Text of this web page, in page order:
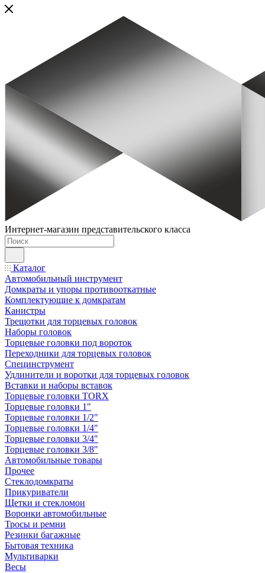
Интернет-магазин представительского класса
Каталог
Автомобильный инструмент
Домкраты и упоры противооткатные
Комплектующие к домкратам
Канистры
Трещотки для торцевых головок
Наборы головок
Торцевые головки под вороток
Переходники для торцевых головок
Специнструмент
Удлинители и воротки для торцевых головок
Вставки и наборы вставок
Торцевые головки TORX
Торцевые головки 1"
Торцевые головки 1/2"
Торцевые головки 1/4"
Торцевые головки 3/4"
Торцевые головки 3/8"
Автомобильные товары
Прочее
Стеклодомкраты
Прикуриватели
Щетки и стекломои
Воронки автомобильные
Тросы и ремни
Резинки багажные
Бытовая техника
Мультиварки
Весы